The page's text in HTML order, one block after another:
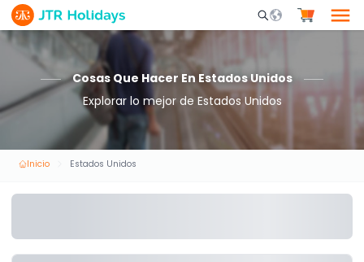
Mobile Search
Cosas Que Hacer En Estados Unidos
Explorar lo mejor de Estados Unidos
Inicio Estados Unidos